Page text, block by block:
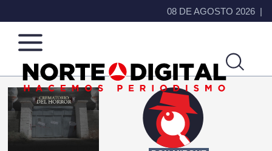
08 DE AGOSTO 2026
Norte
de
Ciudad
Más
que
noticias,